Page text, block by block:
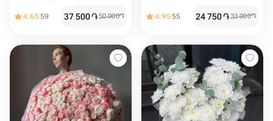
4.6559 37 500֏50 000֏ 4.9555 24 750֏33 000֏